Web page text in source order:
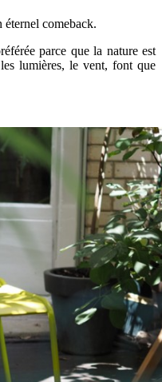
éternel comeback.
parce que la nature est
lumières, le vent, font que